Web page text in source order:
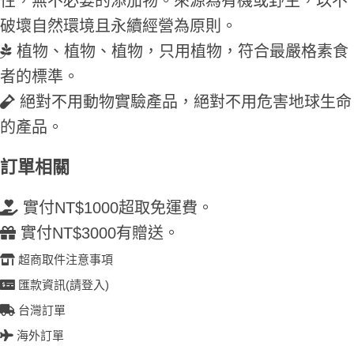
破壞自然環境且永續經營為原則。
植物、植物、植物，只用植物，符合最嚴格素食
者的標準。
絕對不用動物實驗產品，絕對不用危害地球生命
的產品。
訂單相關
實付NT$1000超取免運費。
實付NT$3000有贈送。
超商取件注意事項
匯款資訊(請登入)
台灣訂單
海外訂單